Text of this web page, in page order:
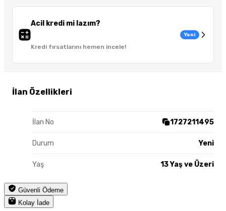
Acil kredi mi lazım?
Kredi fırsatlarını hemen incele!
Yeni
İlan Özellikleri
İlan No 1727211495
Durum Yeni
Yaş 13 Yaş ve Üzeri
Güvenli Ödeme
Kolay İade